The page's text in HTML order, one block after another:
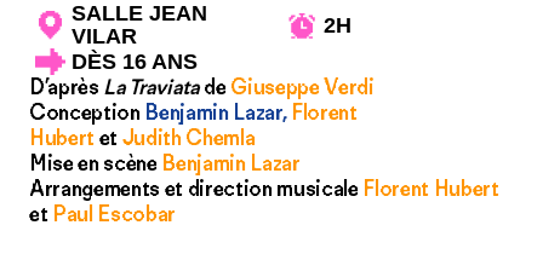
SALLE JEAN
VILAR
2H
DÈS 16 ANS
D’après La Traviatade Giuseppe Verdi
Conception Benjamin Lazar, Florent
Hubert et Judith Chemla
Mise en scène Benjamin Lazar
Arrangements et direction musicale Florent Hubert
et Paul Escobar